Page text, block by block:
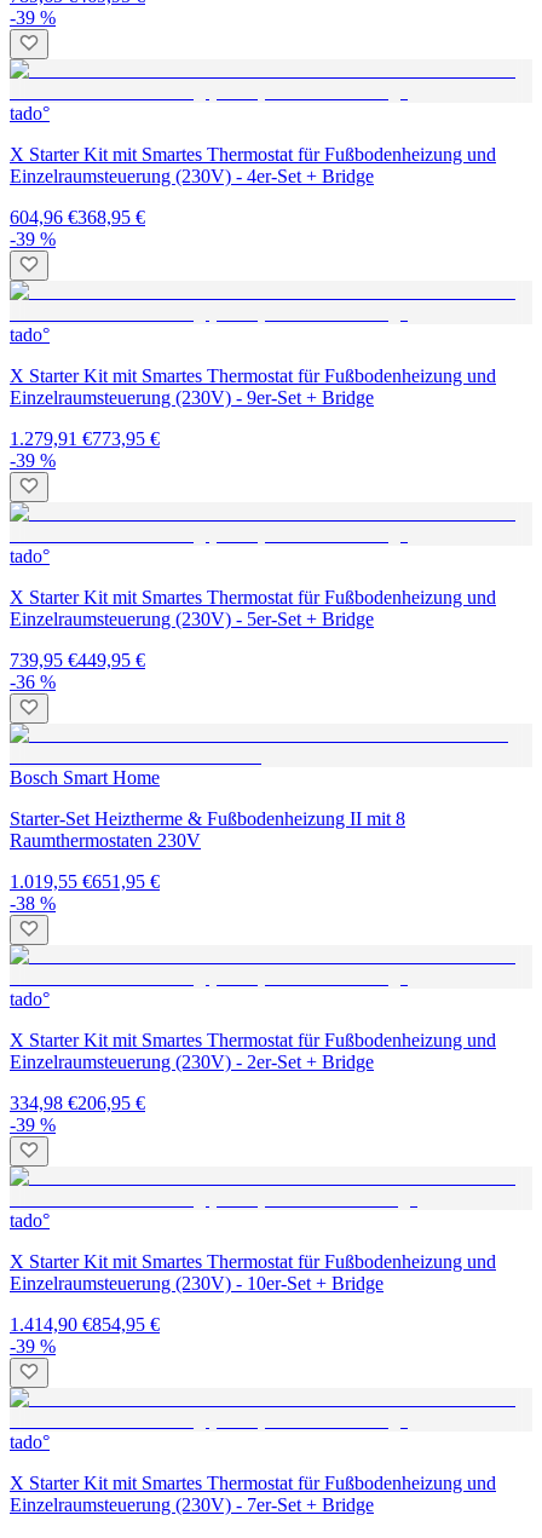
-39 %
tado°
X Starter Kit mit Smartes Thermostat für Fußbodenheizung und
Einzelraumsteuerung (230V) - 4er-Set + Bridge
604,96 €368,95 €
-39 %
tado°
X Starter Kit mit Smartes Thermostat für Fußbodenheizung und
Einzelraumsteuerung (230V) - 9er-Set + Bridge
1.279,91 €773,95 €
-39 %
tado°
X Starter Kit mit Smartes Thermostat für Fußbodenheizung und
Einzelraumsteuerung (230V) - 5er-Set + Bridge
739,95 €449,95 €
-36 %
Bosch Smart Home
Starter-Set Heiztherme & Fußbodenheizung II mit 8
Raumthermostaten 230V
1.019,55 €651,95 €
-38 %
tado°
X Starter Kit mit Smartes Thermostat für Fußbodenheizung und
Einzelraumsteuerung (230V) - 2er-Set + Bridge
334,98 €206,95 €
-39 %
tado°
X Starter Kit mit Smartes Thermostat für Fußbodenheizung und
Einzelraumsteuerung (230V) - 10er-Set + Bridge
1.414,90 €854,95 €
-39 %
tado°
X Starter Kit mit Smartes Thermostat für Fußbodenheizung und
Einzelraumsteuerung (230V) - 7er-Set + Bridge